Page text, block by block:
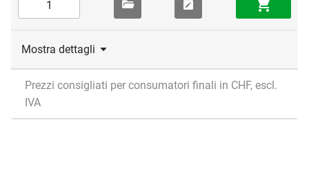
Mostra dettagli
Prezzi consigliati per consumatori finali in CHF, escl.
IVA